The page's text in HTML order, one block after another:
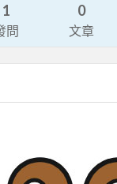
1
問
0
文章